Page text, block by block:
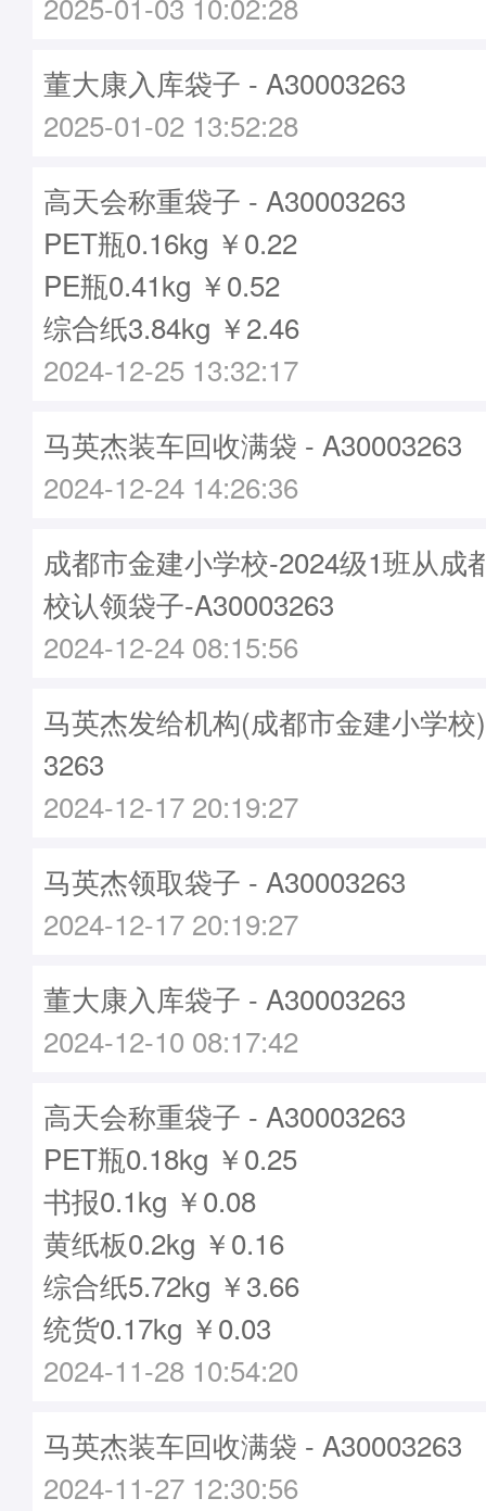
董大康入库袋子 - A30003263
2025-01-02 13:52:28
高天会称重袋子 - A30003263
PET瓶0.16kg ￥0.22
PE瓶0.41kg ￥0.52
综合纸3.84kg ￥2.46
2024-12-25 13:32:17
马英杰装车回收满袋 - A30003263
2024-12-24 14:26:36
成都市金建小学校-2024级1班从成
校认领袋子-A30003263
2024-12-24 08:15:56
马英杰发给机构(成都市金建小学
3263
2024-12-17 20:19:27
马英杰领取袋子 - A30003263
2024-12-17 20:19:27
董大康入库袋子 - A30003263
2024-12-10 08:17:42
高天会称重袋子 - A30003263
PET瓶0.18kg ￥0.25
书报0.1kg ￥0.08
黄纸板0.2kg ￥0.16
综合纸5.72kg ￥3.66
统货0.17kg ￥0.03
2024-11-28 10:54:20
马英杰装车回收满袋 - A30003263
2024-11-27 12:30:56